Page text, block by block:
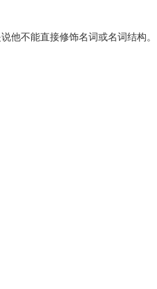
他不能直接修饰名词或名词结构。